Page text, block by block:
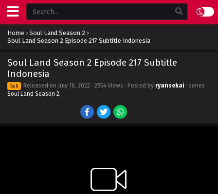
Home › Soul Land Season 2 ›
Soul Land Season 2 Episode 217 Subtitle Indonesia
Soul Land Season 2 Episode 217 Subtitle
Indonesia
Sub Released on July 16, 2022 · 2554 Views · Posted by ryansekai · series
Soul Land Season 2